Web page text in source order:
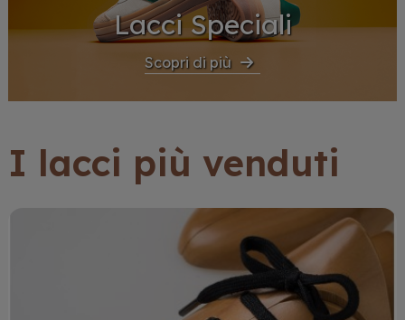
Lacci Speciali
Scopri di più
I lacci più venduti